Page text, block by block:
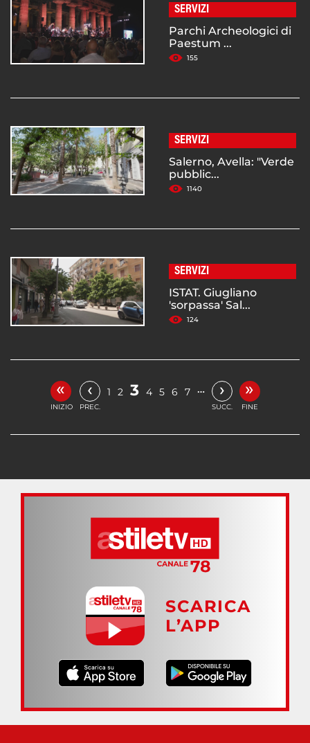
SERVIZI
Parchi Archeologici di
Paestum ...
155
SERVIZI
Salerno, Avella: "Verde
pubblic...
1140
SERVIZI
ISTAT. Giugliano
'sorpassa' Sal...
124
«
INIZIO
‹
PREC.
1 2 3 4 5 6 7 … ›
SUCC.
»
FINE
SCARICA
L’APP